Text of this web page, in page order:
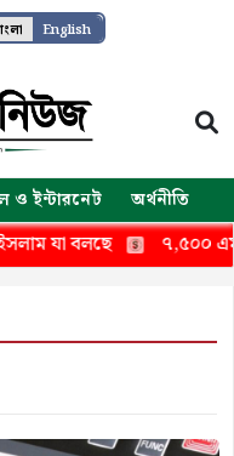
English
ও ইন্টারনেট অর্থনীতি
যা বলছে ৭,৫০০